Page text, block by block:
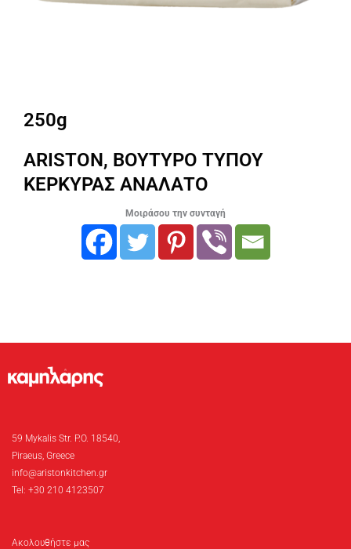
250g
ARISTON, ΒΟΥΤΥΡΟ ΤΥΠΟΥ
ΚΕΡΚΥΡΑΣ ΑΝΑΛΑΤΟ
Μοιράσου την συνταγή
59 Mykalis Str. P.O. 18540,
Piraeus, Greece
info@aristonkitchen.gr
Tel: +30 210 4123507
Ακολουθήστε μας